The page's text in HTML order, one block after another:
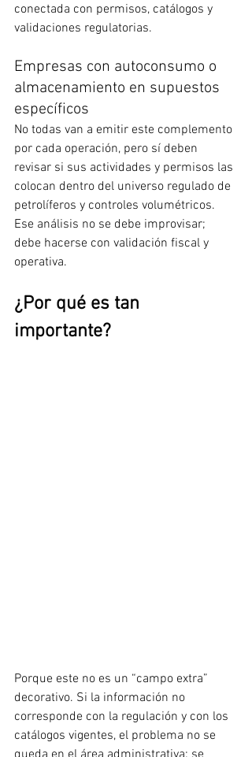
conectada con permisos, catálogos y
validaciones regulatorias.
Empresas con autoconsumo o
almacenamiento en supuestos
específicos
No todas van a emitir este complemento
por cada operación, pero sí deben
revisar si sus actividades y permisos las
colocan dentro del universo regulado de
petrolíferos y controles volumétricos.
Ese análisis no se debe improvisar;
debe hacerse con validación fiscal y
operativa.
¿Por qué es tan
importante?
Porque este no es un “campo extra”
decorativo. Si la información no
corresponde con la regulación y con los
catálogos vigentes, el problema no se